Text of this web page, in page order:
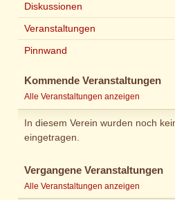
Diskussionen
Veranstaltungen
Pinnwand
Kommende Veranstaltungen
Alle Veranstaltungen anzeigen
In diesem Verein wurden noch
eingetragen.
Vergangene Veranstaltungen
Alle Veranstaltungen anzeigen